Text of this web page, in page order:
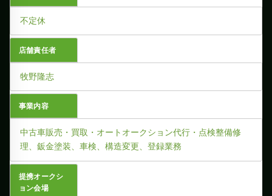
不定休
店舗責任者
牧野隆志
事業内容
中古車販売・買取・オートオークション代行・点検整備修
理、鈑金塗装、車検、構造変更、登録業務
提携オークシ
ョン会場